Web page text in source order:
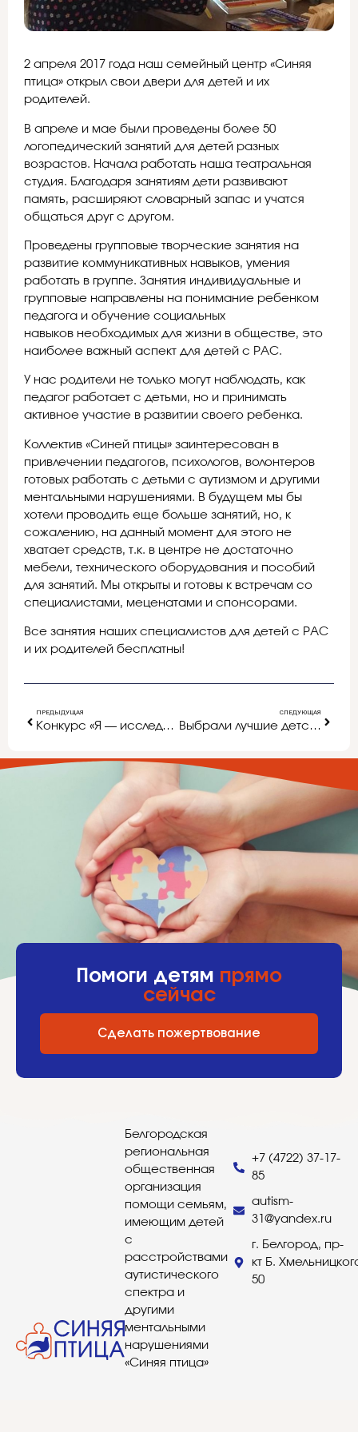
2 апреля 2017 года наш семейный центр «Синяя
птица» открыл свои двери для детей и их
родителей.
В апреле и мае были проведены более 50
логопедический занятий для детей разных
возрастов. Начала работать наша театральная
студия. Благодаря занятиям дети развивают
память, расширяют словарный запас и учатся
общаться друг с другом.
Проведены групповые творческие занятия на
развитие коммуникативных навыков, умения
работать в группе. Занятия индивидуальные и
групповые направлены на понимание ребенком
педагога и обучение социальных
навыков необходимых для жизни в обществе, это
наиболее важный аспект для детей с РАС.
У нас родители не только могут наблюдать, как
педагог работает с детьми, но и принимать
активное участие в развитии своего ребенка.
Коллектив «Синей птицы» заинтересован в
привлечении педагогов, психологов, волонтеров
готовых работать с детьми с аутизмом и другими
ментальными нарушениями. В будущем мы бы
хотели проводить еще больше занятий, но, к
сожалению, на данный момент для этого не
хватает средств, т.к. в центре не достаточно
мебели, технического оборудования и пособий
для занятий. Мы открыты и готовы к встречам со
специалистами, меценатами и спонсорами.
Все занятия наших специалистов для детей с РАС
и их родителей бесплатны!
ПРЕДЫДУЩАЯ
Конкурс «Я — исследователь» в Сочи
СЛЕДУЮЩАЯ
Выбрали лучшие детские организации
Помоги детям прямо
сейчас
Сделать пожертвование
Белгородская
региональная
общественная
организация
помощи семьям,
имеющим детей
с
расстройствами
аутистического
спектра и
другими
ментальными
нарушениями
«Синяя птица»
+7 (4722) 37-17-
85
autism-
31@yandex.ru
г. Белгород, пр-
кт Б.
50